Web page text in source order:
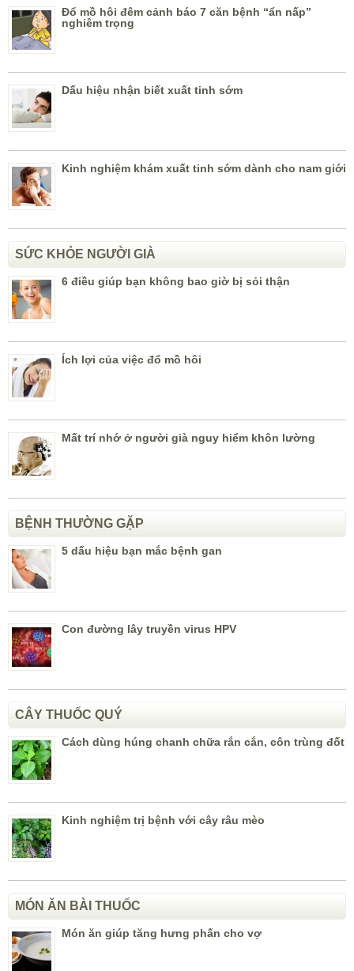
Đổ mồ hôi đêm cảnh báo 7 căn bệnh “ẩn nấp”
nghiêm trọng
Dấu hiệu nhận biết xuất tinh sớm
Kinh nghiệm khám xuất tinh sớm dành cho nam giới
SỨC KHỎE NGƯỜI GIÀ
6 điều giúp bạn không bao giờ bị sỏi thận
Ích lợi của việc đổ mồ hôi
Mất trí nhớ ở người già nguy hiểm khôn lường
BỆNH THƯỜNG GẶP
5 dấu hiệu bạn mắc bệnh gan
Con đường lây truyền virus HPV
CÂY THUỐC QUÝ
Cách dùng húng chanh chữa rắn cắn, côn trùng đốt
Kinh nghiệm trị bệnh với cây râu mèo
MÓN ĂN BÀI THUỐC
Món ăn giúp tăng hưng phấn cho vợ